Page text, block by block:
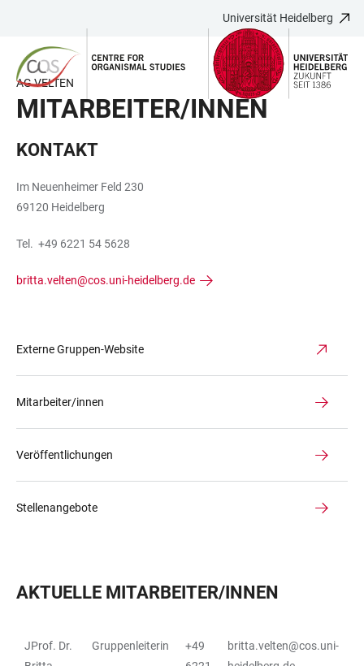
LINKS
ZUR
BARRIEREFREIHEIT
HAUPTINHALT
ÖFFNEN
ÖFFNEN
Universität Heidelberg
AG VELTEN
MITARBEITER/INNEN
KONTAKT
Im Neuenheimer Feld 230
69120 Heidelberg
Tel. +49 6221 54 5628
britta.velten@cos.uni-heidelberg.de
Externe Gruppen-Website
Mitarbeiter/innen
Veröffentlichungen
Stellenangebote
AKTUELLE MITARBEITER/INNEN
JProf. Dr.
Gruppenleiterin
+49
britta.velten@cos.uni-